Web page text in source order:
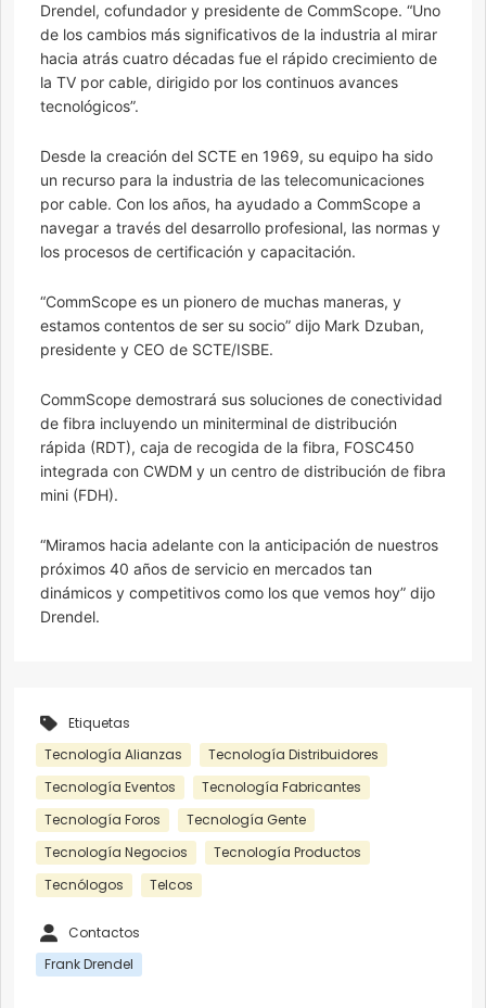
Drendel, cofundador y presidente de CommScope. “Uno
de los cambios más significativos de la industria al mirar
hacia atrás cuatro décadas fue el rápido crecimiento de
la TV por cable, dirigido por los continuos avances
tecnológicos”.
Desde la creación del SCTE en 1969, su equipo ha sido
un recurso para la industria de las telecomunicaciones
por cable. Con los años, ha ayudado a CommScope a
navegar a través del desarrollo profesional, las normas y
los procesos de certificación y capacitación.
“CommScope es un pionero de muchas maneras, y
estamos contentos de ser su socio” dijo Mark Dzuban,
presidente y CEO de SCTE/ISBE.
CommScope demostrará sus soluciones de conectividad
de fibra incluyendo un miniterminal de distribución
rápida (RDT), caja de recogida de la fibra, FOSC450
integrada con CWDM y un centro de distribución de fibra
mini (FDH).
“Miramos hacia adelante con la anticipación de nuestros
próximos 40 años de servicio en mercados tan
dinámicos y competitivos como los que vemos hoy” dijo
Drendel.
Etiquetas
Tecnología Alianzas
Tecnología Distribuidores
Tecnología Eventos
Tecnología Fabricantes
Tecnología Foros
Tecnología Gente
Tecnología Negocios
Tecnología Productos
Tecnólogos
Telcos
Contactos
Frank Drendel